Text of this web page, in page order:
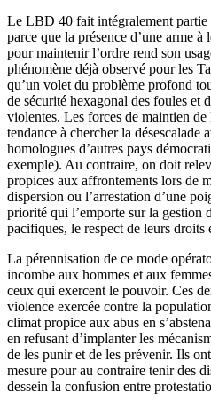
Le LBD 40 fait intégralement partie
parce que la présence d’une arme à
pour maintenir l’ordre rend son
phénomène déjà observé pour les
qu’un volet du problème profond
de sécurité hexagonal des foules et
violentes. Les forces de maintien
tendance à chercher la désescalade
homologues d’autres pays
exemple). Au contraire, on doit
propices aux affrontements lors de
dispersion ou l’arrestation d’une
priorité qui l’emporte sur la gestion
pacifiques, le respect de leurs
La pérennisation de ce mode
incombe aux hommes et aux
ceux qui exercent le pouvoir. Ces
violence exercée contre la
climat propice aux abus en
en refusant d’implanter les
de les punir et de les prévenir. Ils
mesure pour au contraire tenir des
dessein la confusion entre